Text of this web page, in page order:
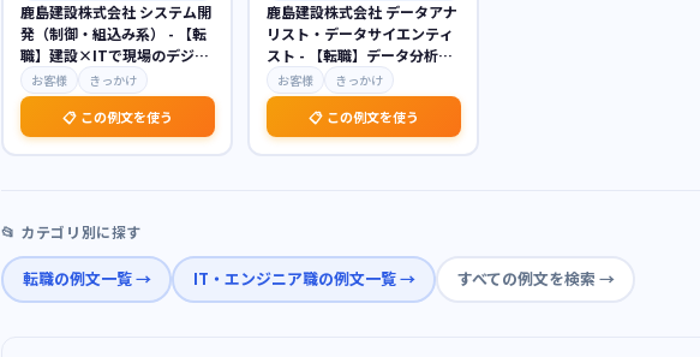
鹿島建設株式会社 システム開
発（制御・組込み系） - 【転
職】建設×ITで現場のデジタ
ル革新を推進
お客様 きっかけ
📋 この例文を使う
鹿島建設株式会社 データアナ
リスト・データサイエンティ
スト - 【転職】データ分析で
建設業界の課題解決に貢献
お客様 きっかけ
📋 この例文を使う
📂 カテゴリ別に探す
転職の例文一覧 → IT・エンジニア職の例文一覧 → すべての例文を検索 →